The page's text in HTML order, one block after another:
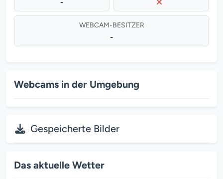
-
WEBCAM-BESITZER
-
Webcams in der Umgebung
Gespeicherte Bilder
Das aktuelle Wetter